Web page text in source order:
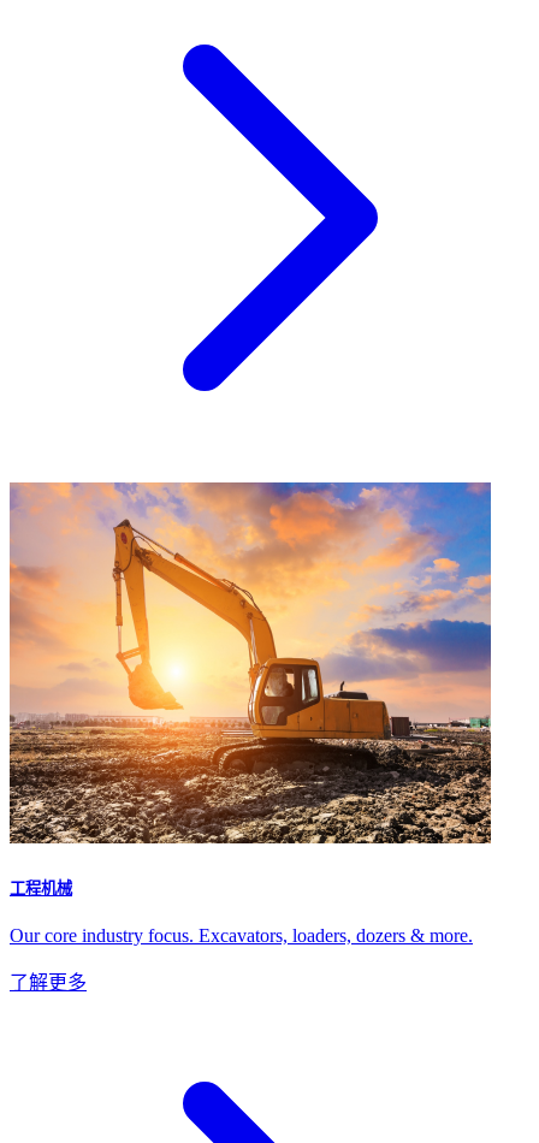
工程机械
Our core industry focus. Excavators, loaders, dozers & more.
了解更多